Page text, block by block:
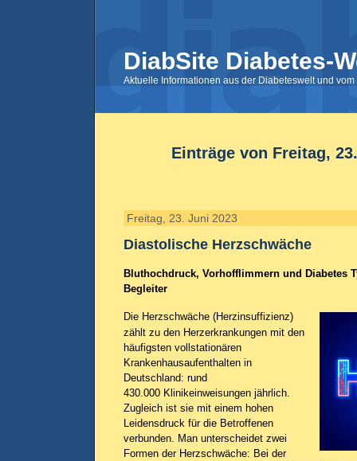
DiabSite Diabetes-
Aktuelle Informationen aus der Diabeteswelt und
Einträge von Freitag,
Freitag, 23. Juni 2023
Diastolische Herzschwäche
Bluthochdruck, Vorhofflimmern und Diabetes
Begleiter
Die Herzschwäche (Herzinsuffizienz)
zählt zu den Herzerkrankungen mit den
häufigsten vollstationären
Krankenhausaufenthalten in
Deutschland: rund
430.000 Klinikeinweisungen jährlich.
Zugleich ist sie mit einem hohen
Leidensdruck für die Betroffenen
verbunden. Man unterscheidet zwei
Formen der Herzschwäche: Bei der